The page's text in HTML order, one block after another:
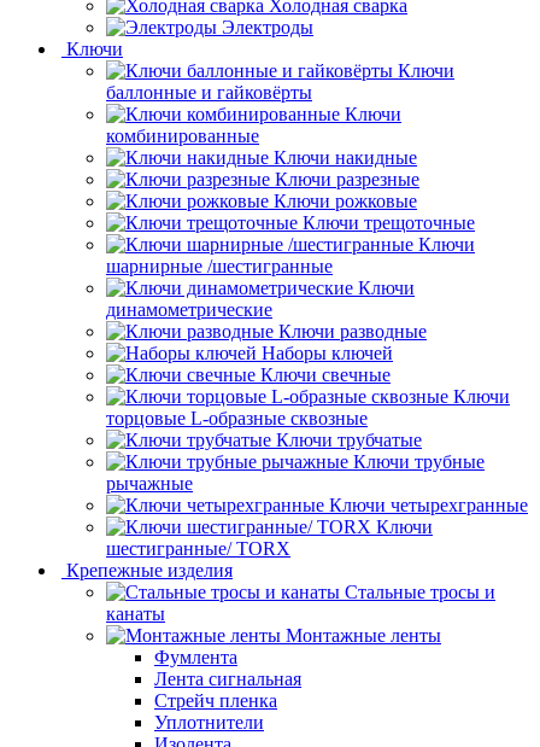
Холодная сварка
Электроды
Ключи
Ключи
баллонные и гайковёрты
Ключи
комбинированные
Ключи накидные
Ключи разрезные
Ключи рожковые
Ключи трещоточные
Ключи
шарнирные /шестигранные
Ключи
динамометрические
Ключи разводные
Наборы ключей
Ключи свечные
Ключи
торцовые L-образные сквозные
Ключи трубчатые
Ключи трубные
рычажные
Ключи четырехгранные
Ключи
шестигранные/ TORX
Крепежные изделия
Стальные тросы и
канаты
Монтажные ленты
Фумлента
Лента сигнальная
Стрейч пленка
Уплотнители